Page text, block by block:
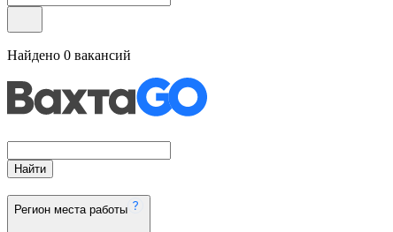
Найдено 0 вакансий
Найти
Регион места работы